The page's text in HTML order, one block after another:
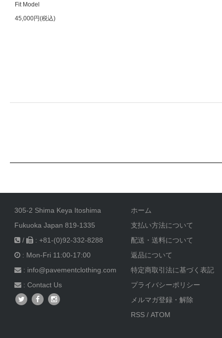
Fit Model
45,000円(税込)
305-2 Shima Keya Itoshima
Fukuoka Japan 819-1335
/
: +81-(0)92-332-8288
: Mon-Fri 11:00-17:00
: info@pavementclothing.com
: Contact Us
ホーム
支払い方法について
配送・送料について
返品について
特定商取引法に基づく表記
プライバシーポリシー
メルマガ登録・解除
RSS /ATOM